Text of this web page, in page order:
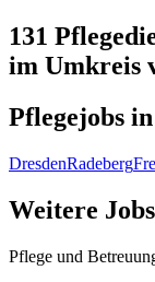
131
im Umkreis
Pflegejobs in
DresdenRadeberg
Weitere
Pflege und